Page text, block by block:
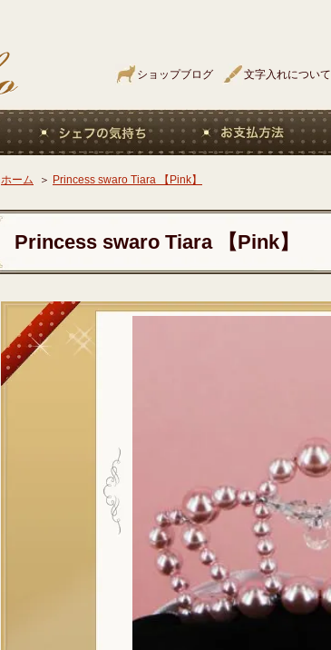
ショップブログ 文字入れについて
ホーム ＞ Princess swaro Tiara 【Pink】
Princess swaro Tiara 【Pink】